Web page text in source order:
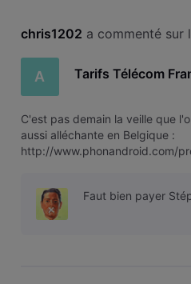
chris1202 a commenté sur
A Tarifs Télécom
C'est pas demain la veille que
aussi alléchante en Belgique :
http://www.phonandroid.com/
énergie, alcools, eau... Mais ce
Faut bien payer